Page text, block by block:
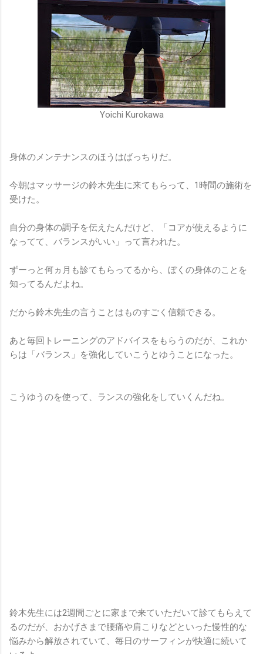
Yoichi Kurokawa
身体のメンテナンスのほうはばっちりだ。
今朝はマッサージの鈴木先生に来てもらって、1時間の施術を
受けた。
自分の身体の調子を伝えたんだけど、「コアが使えるように
なってて、バランスがいい」って言われた。
ずーっと何ヵ月も診てもらってるから、ぼくの身体のことを
知ってるんだよね。
だから鈴木先生の言うことはものすごく信頼できる。
あと毎回トレーニングのアドバイスをもらうのだが、これか
らは「バランス」を強化していこうとゆうことになった。
こうゆうのを使って、ランスの強化をしていくんだね。
鈴木先生には2週間ごとに家まで来ていただいて診てもらえて
るのだが、おかげさまで腰痛や肩こりなどといった慢性的な
悩みから解放されていて、毎日のサーフィンが快適に続いて